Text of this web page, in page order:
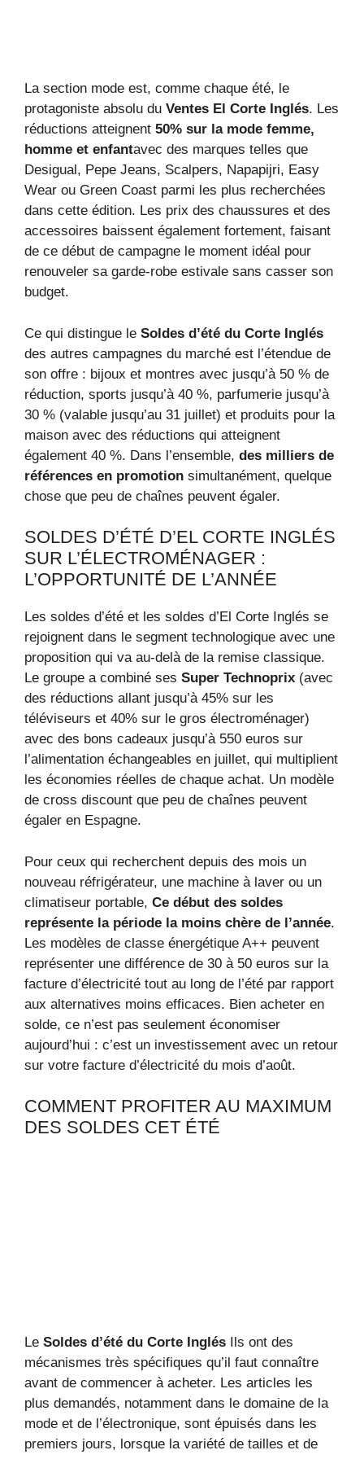
La section mode est, comme chaque été, le
protagoniste absolu du Ventes El Corte Inglés. Les
réductions atteignent 50% sur la mode femme,
homme et enfantavec des marques telles que
Desigual, Pepe Jeans, Scalpers, Napapijri, Easy
Wear ou Green Coast parmi les plus recherchées
dans cette édition. Les prix des chaussures et des
accessoires baissent également fortement, faisant
de ce début de campagne le moment idéal pour
renouveler sa garde-robe estivale sans casser son
budget.
Ce qui distingue le Soldes d’été du Corte Inglés
des autres campagnes du marché est l’étendue de
son offre : bijoux et montres avec jusqu’à 50 % de
réduction, sports jusqu’à 40 %, parfumerie jusqu’à
30 % (valable jusqu’au 31 juillet) et produits pour la
maison avec des réductions qui atteignent
également 40 %. Dans l’ensemble, des milliers de
références en promotion simultanément, quelque
chose que peu de chaînes peuvent égaler.
SOLDES D’ÉTÉ D’EL CORTE INGLÉS
SUR L’ÉLECTROMÉNAGER :
L’OPPORTUNITÉ DE L’ANNÉE
Les soldes d’été et les soldes d’El Corte Inglés se
rejoignent dans le segment technologique avec une
proposition qui va au-delà de la remise classique.
Le groupe a combiné ses Super Technoprix (avec
des réductions allant jusqu’à 45% sur les
téléviseurs et 40% sur le gros électroménager)
avec des bons cadeaux jusqu’à 550 euros sur
l’alimentation échangeables en juillet, qui multiplient
les économies réelles de chaque achat. Un modèle
de cross discount que peu de chaînes peuvent
égaler en Espagne.
Pour ceux qui recherchent depuis des mois un
nouveau réfrigérateur, une machine à laver ou un
climatiseur portable, Ce début des soldes
représente la période la moins chère de l’année.
Les modèles de classe énergétique A++ peuvent
représenter une différence de 30 à 50 euros sur la
facture d’électricité tout au long de l’été par rapport
aux alternatives moins efficaces. Bien acheter en
solde, ce n’est pas seulement économiser
aujourd’hui : c’est un investissement avec un retour
sur votre facture d’électricité du mois d’août.
COMMENT PROFITER AU MAXIMUM
DES SOLDES CET ÉTÉ
Le Soldes d’été du Corte Inglés Ils ont des
mécanismes très spécifiques qu’il faut connaître
avant de commencer à acheter. Les articles les
plus demandés, notamment dans le domaine de la
mode et de l’électronique, sont épuisés dans les
premiers jours, lorsque la variété de tailles et de